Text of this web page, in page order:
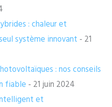
: chaleur et
système innovant - 21
: nos conseils
fiable - 21 juin 2024
et